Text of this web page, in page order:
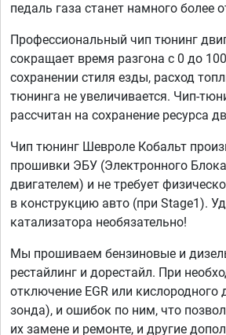
педаль газа станет намного более
Профессиональный чип тюнинг
сокращает время разгона с 0 до
сохранении стиля езды, расход
тюнинга не увеличивается. Чип-
рассчитан на сохранение ресурса
Чип тюнинг Шевроле Кобальт
прошивки ЭБУ (Электронного
двигателем) и не требует
в конструкцию авто (при Stage1).
катализатора необязательно!
Мы прошиваем бензиновые и
рестайлинг и дорестайл. При
отключение EGR или кислородного
зонда), и ошибок по ним, что
их замене и ремонте, и другие